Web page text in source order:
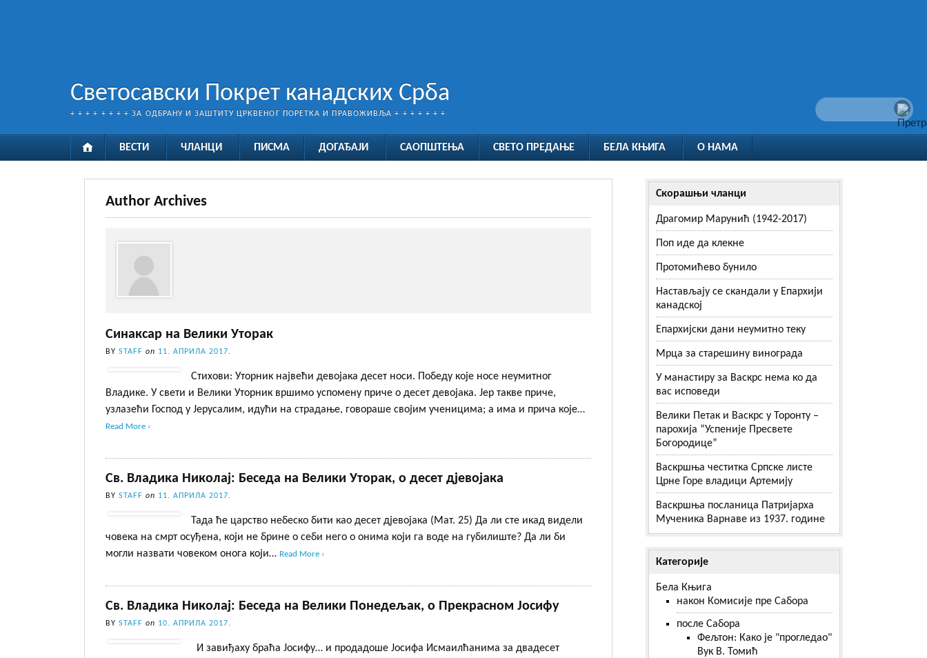
Светосавски Покрет канадских Срба
+ + + + + + + + ЗА ОДБРАНУ И ЗАШТИТУ ЦРКВЕНОГ ПОРЕТКА И ПРАВОЖИВЉА + + + + + + +
ВЕСТИ ЧЛАНЦИ ПИСМА ДОГАЂАЈИ САОПШТЕЊА СВЕТО ПРЕДАЊЕ БЕЛА КЊИГА О НАМА
Author Archives
Синаксар на Велики Уторак
BY STAFF on 11. АПРИЛА 2017.
Стихови: Уторник највећи девојака десет носи. Победу које носе неумитног
Владике. У свети и Велики Уторник вршимо успомену приче о десет девојака. Јер такве приче,
узлазећи Господ у Јерусалим, идући на страдање, говораше својим ученицима; а има и прича које…
Read More ›
Св. Владика Николај: Беседа на Велики Уторак, о десет дјевојака
BY STAFF on 11. АПРИЛА 2017.
Тада ће царство небеско бити као десет дјевојака (Мат. 25) Да ли сте икад видели
човека на смрт осуђена, који не брине о себи него о онима који га воде на губилиште? Да ли би
могли назвати човеком онога који… Read More ›
Св. Владика Николај: Беседа на Велики Понедељак, о Прекрасном Јосифу
BY STAFF on 10. АПРИЛА 2017.
И завиђаху браћа Јосифу… и продадоше Јосифа Исмаилћанима за двадесет
Скорашњи чланци
Драгомир Марунић (1942-2017)
Поп иде да клекне
Протомићево бунило
Настављају се скандали у Епархији
канадској
Епархијски дани неумитно теку
Мрца за старешину винограда
У манастиру за Васкрс нема ко да
вас исповеди
Велики Петак и Васкрс у Торонту –
парохија “Успеније Пресвете
Богородице”
Васкршња честитка Српске листе
Црне Горе владици Артемију
Васкршња посланица Патријарха
Мученика Варнаве из 1937. године
Категорије
Бела Књига
након Комисије пре Сабора
после Сабора
Фељтон: Како је "прогледао"
Вук В. Томић